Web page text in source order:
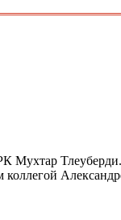
Мухтар
коллегой